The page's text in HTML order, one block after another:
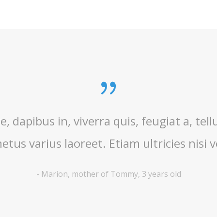
ultricies nisi. Quisque
ultricies nisi vel augue. Lorem ipsum
-Steven, father of Sarah, 7 years old